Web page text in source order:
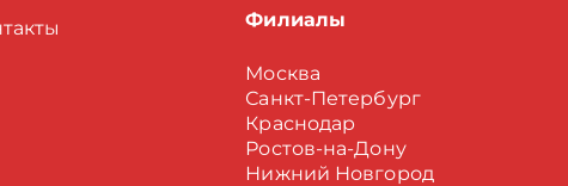
Филиалы
Москва
Санкт-Петербург
Краснодар
Ростов-на-Дону
Нижний Новгород